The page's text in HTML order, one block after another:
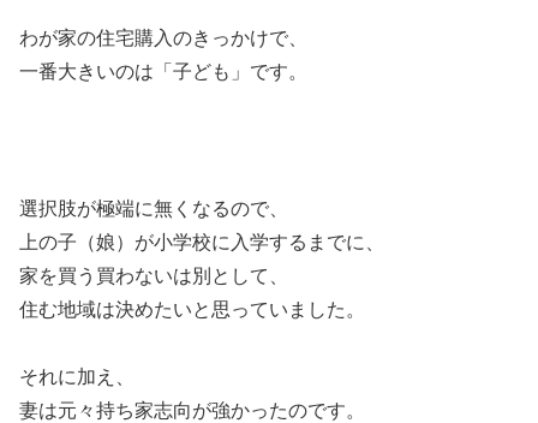
わが家の住宅購入のきっかけで、
一番大きいのは「子ども」です。
選択肢が極端に無くなるので、
上の子（娘）が小学校に入学するまでに、
家を買う買わないは別として、
住む地域は決めたいと思っていました。
それに加え、
妻は元々持ち家志向が強かったのです。